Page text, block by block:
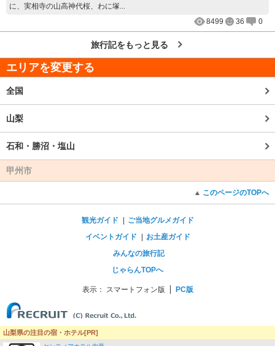
に、実相寺の山高神代桜、わに塚...
8499
36 0
旅行記をもっと見る
エリアを変更する
全国
山梨
石和・勝沼・塩山
甲州市
このページのTOPへ
観光ガイド
ご当地グルメガイド
イベントガイド
お土産ガイド
みんなの旅行記
じゃらんTOPへ
表示： スマートフォン版 PC版
山梨県の注目の宿・ホテル[PR]